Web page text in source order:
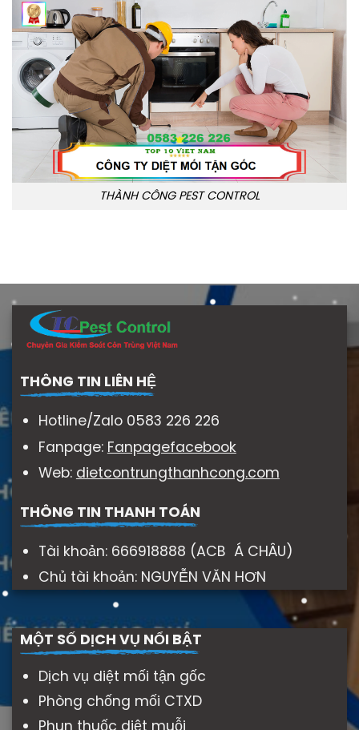
THÀNH CÔNG PEST CONTROL
THÔNG TIN LIÊN HỆ
Hotline/Zalo 0583 226 226
Fanpage: Fanpagefacebook
Web: dietcontrungthanhcong.com
THÔNG TIN THANH TOÁN
Tài khoản: 666918888 (ACB Á CHÂU)
Chủ tài khoản: NGUYỄN VĂN HƠN
MỘT SỐ DỊCH VỤ NỔI BẬT
Dịch vụ diệt mối tận gốc
Phòng chống mối CTXD
Phun thuốc diệt muỗi